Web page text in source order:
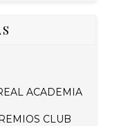
ACADEMIA
CLUB